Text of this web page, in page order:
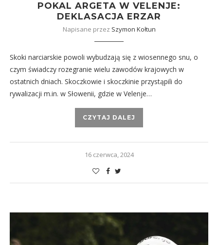
POKAL ARGETA W VELENJE:
DEKLASACJA ERZAR
Napisane przez Szymon Kołtun
Skoki narciarskie powoli wybudzają się z wiosennego snu, o
czym świadczy rozegranie wielu zawodów krajowych w
ostatnich dniach. Skoczkowie i skoczkinie przystąpili do
rywalizacji m.in. w Słowenii, gdzie w Velenje…
CZYTAJ DALEJ
16 czerwca, 2024